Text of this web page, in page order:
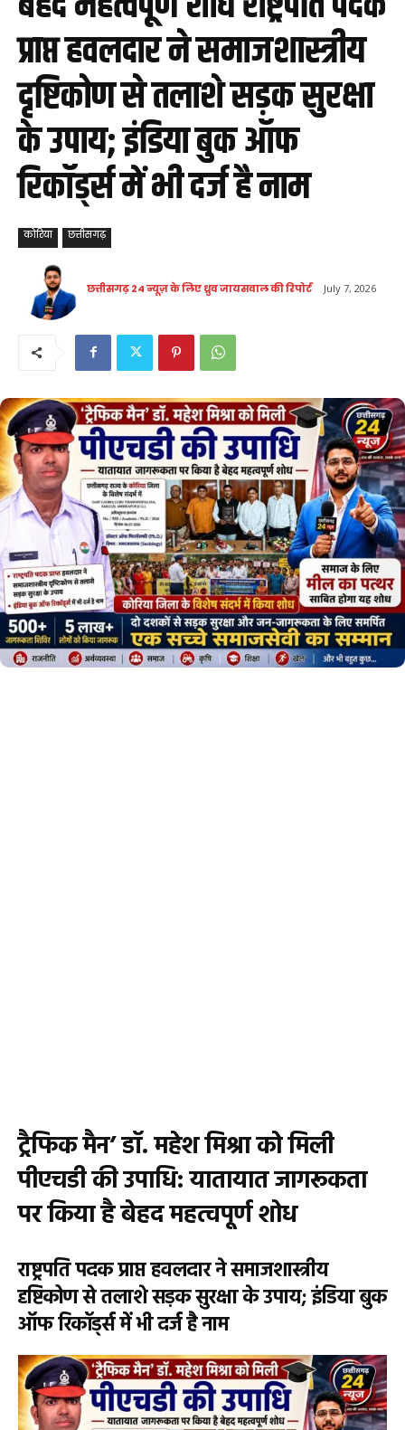
प्राप्त हवलदार ने समाजशास्त्रीय
दृष्टिकोण से तलाशे सड़क सुरक्षा
के उपाय; इंडिया बुक ऑफ
रिकॉर्ड्स में भी दर्ज है नाम
कोरिया छत्तीसगढ़
छत्तीसगढ़ 24 न्यूज़ के लिए ध्रुव जायसवाल की रिपोर्ट July 7, 2026
ट्रैफिक मैन’ डॉ. महेश मिश्रा को मिली
पीएचडी की उपाधि: यातायात जागरूकता
पर किया है बेहद महत्वपूर्ण शोध
राष्ट्रपति पदक प्राप्त हवलदार ने समाजशास्त्रीय
दृष्टिकोण से तलाशे सड़क सुरक्षा के उपाय; इंडिया बुक
ऑफ रिकॉर्ड्स में भी दर्ज है नाम